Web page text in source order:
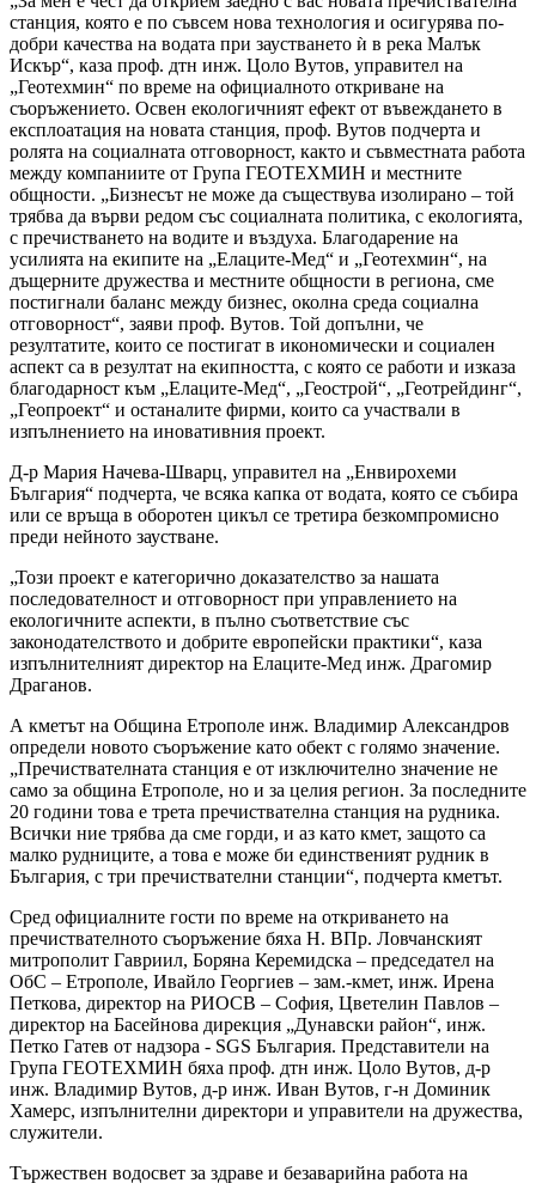
станция, която е по съвсем нова технология и осигурява по-
добри качества на водата при заустването ѝ в река Малък
Искър“, каза проф. дтн инж. Цоло Вутов, управител на
„Геотехмин“ по време на официалното откриване на
съоръжението. Освен екологичният ефект от въвеждането в
експлоатация на новата станция, проф. Вутов подчерта и
ролята на социалната отговорност, както и съвместната работа
между компаниите от Група ГЕОТЕХМИН и местните
общности. „Бизнесът не може да съществува изолирано – той
трябва да върви редом със социалната политика, с екологията,
с пречистването на водите и въздуха. Благодарение на
усилията на екипите на „Елаците-Мед“ и „Геотехмин“, на
дъщерните дружества и местните общности в региона, сме
постигнали баланс между бизнес, околна среда социална
отговорност“, заяви проф. Вутов. Той допълни, че
резултатите, които се постигат в икономически и социален
аспект са в резултат на екипността, с която се работи и изказа
благодарност към „Елаците-Мед“, „Геострой“, „Геотрейдинг“,
„Геопроект“ и останалите фирми, които са участвали в
изпълнението на иновативния проект.
Д-р Мария Начева-Шварц, управител на „Енвирохеми
България“ подчерта, че всяка капка от водата, която се събира
или се връща в оборотен цикъл се третира безкомпромисно
преди нейното заустване.
„Този проект е категорично доказателство за нашата
последователност и отговорност при управлението на
екологичните аспекти, в пълно съответствие със
законодателството и добрите европейски практики“, каза
изпълнителният директор на Елаците-Мед инж. Драгомир
Драганов.
А кметът на Община Етрополе инж. Владимир Александров
определи новото съоръжение като обект с голямо значение.
„Пречиствателната станция е от изключително значение не
само за община Етрополе, но и за целия регион. За последните
20 години това е трета пречиствателна станция на рудника.
Всички ние трябва да сме горди, и аз като кмет, защото са
малко рудниците, а това е може би единственият рудник в
България, с три пречиствателни станции“, подчерта кметът.
Сред официалните гости по време на откриването на
пречиствателното съоръжение бяха Н. ВПр. Ловчанският
митрополит Гавриил, Боряна Керемидска – председател на
ОбС – Етрополе, Ивайло Георгиев – зам.-кмет, инж. Ирена
Петкова, директор на РИОСВ – София, Цветелин Павлов –
директор на Басейнова дирекция „Дунавски район“, инж.
Петко Гатев от надзора - SGS България. Представители на
Група ГЕОТЕХМИН бяха проф. дтн инж. Цоло Вутов, д-р
инж. Владимир Вутов, д-р инж. Иван Вутов, г-н Доминик
Хамерс, изпълнителни директори и управители на дружества,
служители.
Тържествен водосвет за здраве и безаварийна работа на